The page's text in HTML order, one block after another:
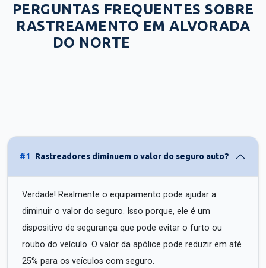
PERGUNTAS FREQUENTES SOBRE
RASTREAMENTO EM ALVORADA
DO NORTE
#1 Rastreadores diminuem o valor do seguro auto?
Verdade! Realmente o equipamento pode ajudar a
diminuir o valor do seguro. Isso porque, ele é um
dispositivo de segurança que pode evitar o furto ou
roubo do veículo. O valor da apólice pode reduzir em até
25% para os veículos com seguro.